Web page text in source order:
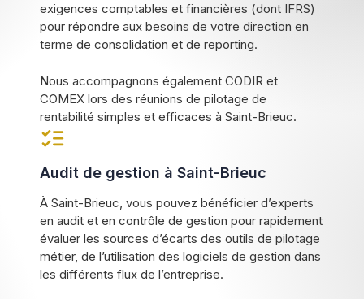
exigences comptables et financières (dont IFRS)
pour répondre aux besoins de votre direction en
terme de consolidation et de reporting.
Nous accompagnons également CODIR et
COMEX lors des réunions de pilotage de
rentabilité simples et efficaces à Saint-Brieuc.
Audit de gestion à Saint-Brieuc
À Saint-Brieuc, vous pouvez bénéficier d’experts
en audit et en contrôle de gestion pour rapidement
évaluer les sources d’écarts des outils de pilotage
métier, de l’utilisation des logiciels de gestion dans
les différents flux de l’entreprise.